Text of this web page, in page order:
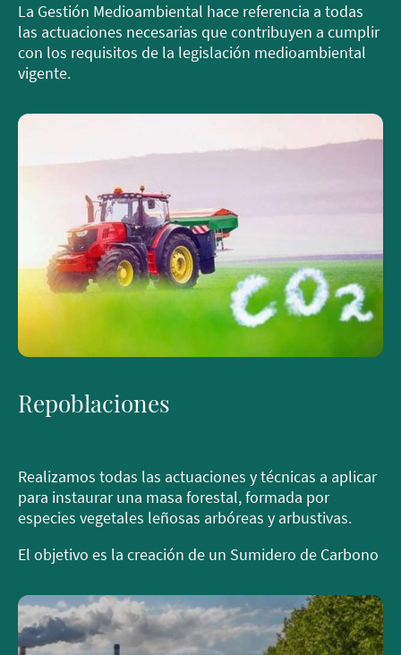
La Gestión Medioambiental hace referencia a todas
las actuaciones necesarias que contribuyen a cumplir
con los requisitos de la legislación medioambiental
vigente.
Repoblaciones
Realizamos todas las actuaciones y técnicas a aplicar
para instaurar una masa forestal, formada por
especies vegetales leñosas arbóreas y arbustivas.
El objetivo es la creación de un Sumidero de Carbono